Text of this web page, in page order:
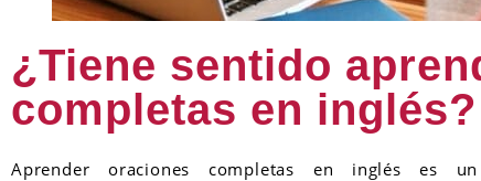
¿Tiene sentido
completas en inglés?
Aprender oraciones completas en inglés es